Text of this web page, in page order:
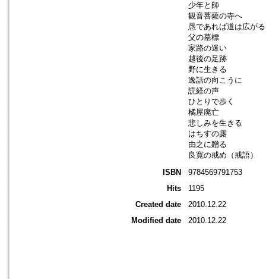
少年と師
観音菩薩の寺へ
愚であれば道は広がる
父の墓標
家路の迷い
越後の足跡
野に生きる
逸話の向こうに
読経の声
ひとりで歩く
橘屋廃亡
悲しみを生きる
はちすの露
由之に贈る
良寛の戒め（戒語）
ISBN
9784569791753
Hits
1195
Created date
2010.12.22
Modified date
2010.12.22